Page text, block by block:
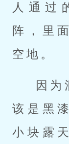
人通过
阵，里
空地。
因为
该是黑
小块露